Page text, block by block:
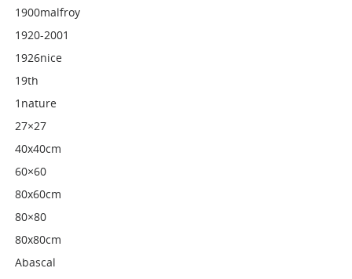
1900malfroy
1920-2001
1926nice
19th
1nature
27×27
40x40cm
60×60
80x60cm
80×80
80x80cm
Abascal